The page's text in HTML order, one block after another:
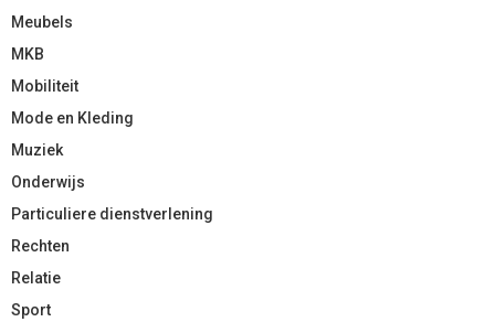
Meubels
MKB
Mobiliteit
Mode en Kleding
Muziek
Onderwijs
Particuliere dienstverlening
Rechten
Relatie
Sport